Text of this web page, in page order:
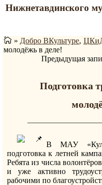
Нижнетавдинского
» Добро ВКультуре,
молодёжь в деле!
Предыдущая
Подготовка
В МАУ
подготовка к летней
Ребята из числа
и уже активно
рабочими по